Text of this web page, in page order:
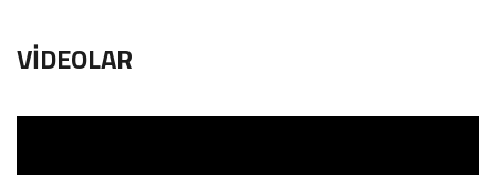
VİDEOLAR